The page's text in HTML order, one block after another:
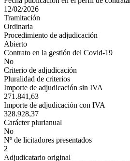
12/02/2026
Tramitación
Ordinaria
Procedimiento de adjudicación
Abierto
Contrato en la gestión del Covid-19
No
Criterio de adjudicación
Pluralidad de criterios
Importe de adjudicación sin IVA
271.841,63
Importe de adjudicación con IVA
328.928,37
Carácter plurianual
No
Nº de licitadores presentados
2
Adjudicatario original